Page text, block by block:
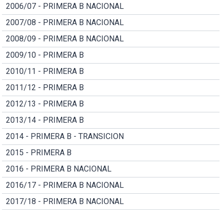
2006/07 - PRIMERA B NACIONAL
2007/08 - PRIMERA B NACIONAL
2008/09 - PRIMERA B NACIONAL
2009/10 - PRIMERA B
2010/11 - PRIMERA B
2011/12 - PRIMERA B
2012/13 - PRIMERA B
2013/14 - PRIMERA B
2014 - PRIMERA B - TRANSICION
2015 - PRIMERA B
2016 - PRIMERA B NACIONAL
2016/17 - PRIMERA B NACIONAL
2017/18 - PRIMERA B NACIONAL